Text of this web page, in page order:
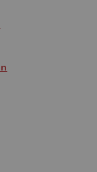
kapitel har
forskare och